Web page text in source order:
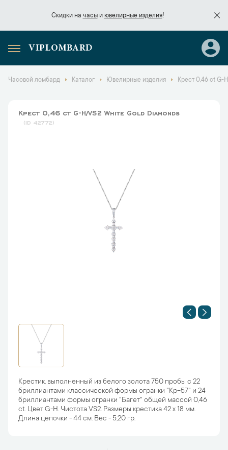
Скидки на часыи ювелирные изделия!
Скидки начасы
VIPLOMBARD
Часовой ломбард Каталог Ювелирные изделия Крест 0,46 ct G-
Крест 0,46 ct G-H/VS2 White Gold Diamonds
42772
Крестик, выполненный из белого золота 750 пробы с 22
бриллиантами классической формы огранки "Кр-57" и 24
бриллиантами формы огранки "Багет" общей массой 0,46
ct. Цвет G-H. Чистота VS2. Размеры крестика 42 х 18 мм.
Длина цепочки - 44 см. Вес - 5,20 гр.